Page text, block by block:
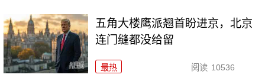
五角大楼鹰派翘首盼进京，北京
连门缝都没给留
最热 阅读 10536